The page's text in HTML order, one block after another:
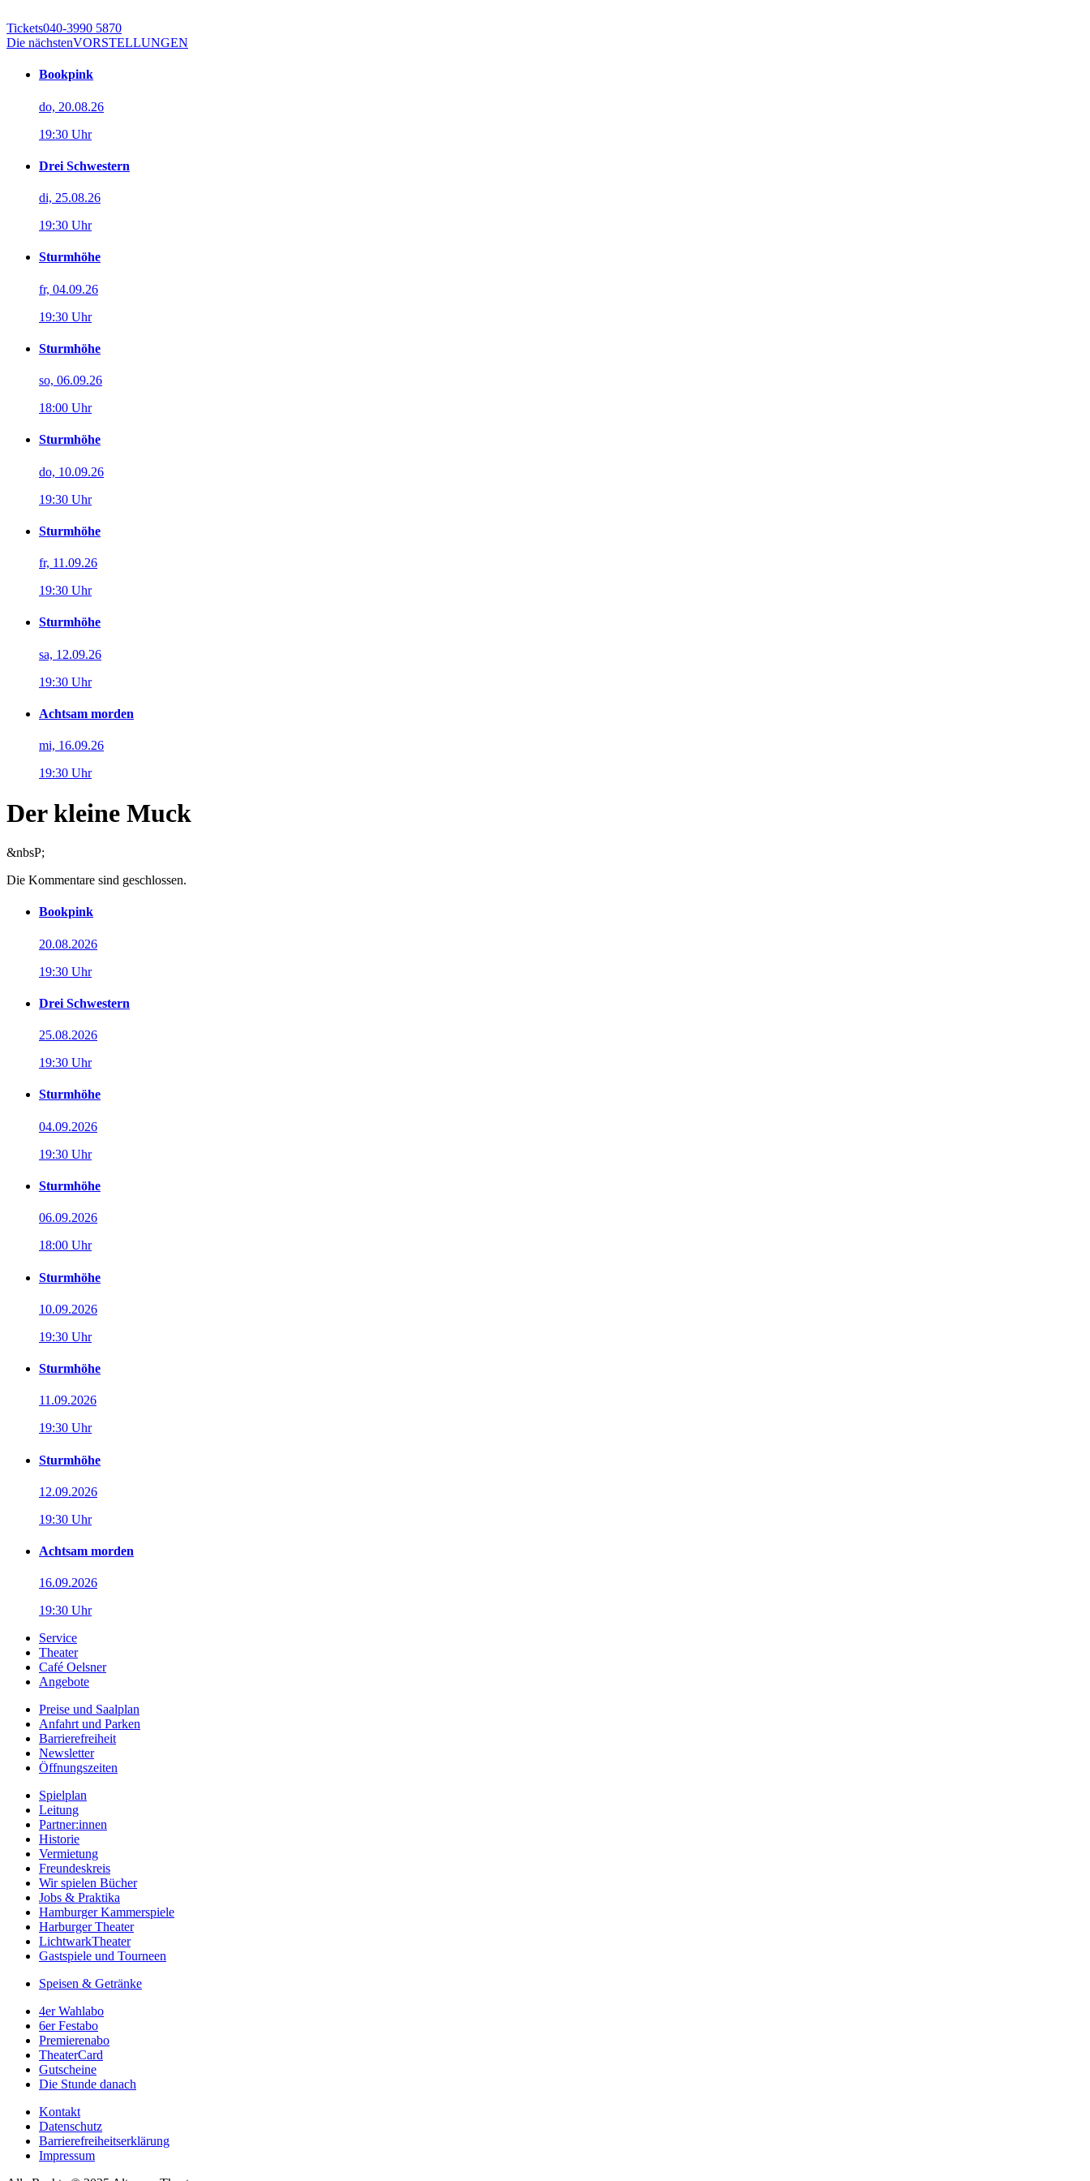
Tickets040-3990 5870
Die nächstenVORSTELLUNGEN
Bookpink
do, 20.08.26
19:30 Uhr
Drei Schwestern
di, 25.08.26
19:30 Uhr
Sturmhöhe
fr, 04.09.26
19:30 Uhr
Sturmhöhe
so, 06.09.26
18:00 Uhr
Sturmhöhe
do, 10.09.26
19:30 Uhr
Sturmhöhe
fr, 11.09.26
19:30 Uhr
Sturmhöhe
sa, 12.09.26
19:30 Uhr
Achtsam morden
mi, 16.09.26
19:30 Uhr
Der kleine Muck
&nbsP;
Die Kommentare sind geschlossen.
Bookpink
20.08.2026
19:30 Uhr
Drei Schwestern
25.08.2026
19:30 Uhr
Sturmhöhe
04.09.2026
19:30 Uhr
Sturmhöhe
06.09.2026
18:00 Uhr
Sturmhöhe
10.09.2026
19:30 Uhr
Sturmhöhe
11.09.2026
19:30 Uhr
Sturmhöhe
12.09.2026
19:30 Uhr
Achtsam morden
16.09.2026
19:30 Uhr
Service
Theater
Café Oelsner
Angebote
Preise und Saalplan
Anfahrt und Parken
Barrierefreiheit
Newsletter
Öffnungszeiten
Spielplan
Leitung
Partner:innen
Historie
Vermietung
Freundeskreis
Wir spielen Bücher
Jobs & Praktika
Hamburger Kammerspiele
Harburger Theater
LichtwarkTheater
Gastspiele und Tourneen
Speisen & Getränke
4er Wahlabo
6er Festabo
Premierenabo
TheaterCard
Gutscheine
Die Stunde danach
Kontakt
Datenschutz
Barrierefreiheitserklärung
Impressum